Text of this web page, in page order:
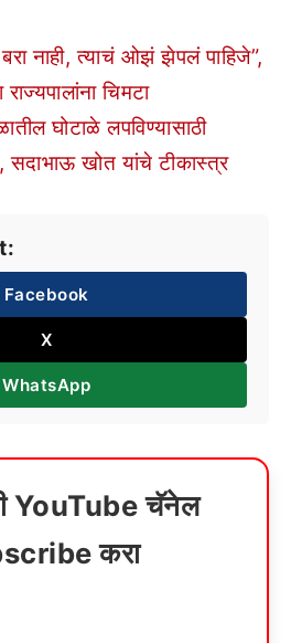
नाही, त्याचं ओझं झेपलं पाहिजे”,
चिमटा
घोटाळे लपविण्यासाठी
खोत यांचे टीकास्त्र
Facebook
X
WhatsApp
YouTube चॅनेल
करा